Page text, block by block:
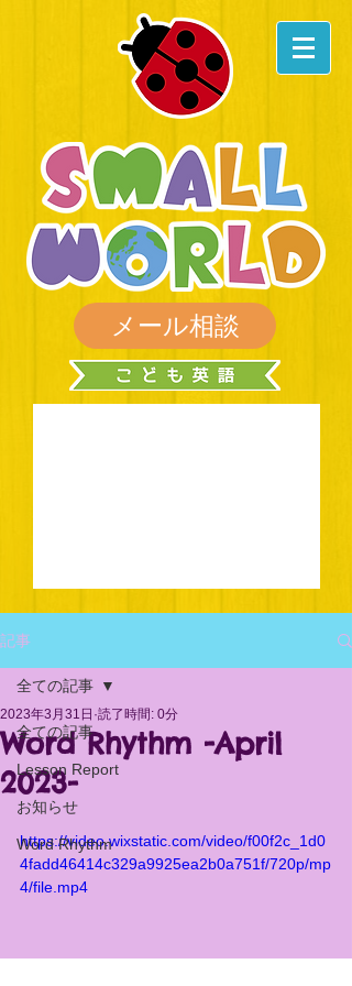
メール相談
記事
全ての記事
Lesson Report
お知らせ
Word Rhythm
全ての記事
Word Rhythm -April
2023-
2023年3月31日 読了時間: 0分
https://video.wixstatic.com/video/f00f2c_1d0
4fadd46414c329a9925ea2b0a751f/720p/mp
4/file.mp4